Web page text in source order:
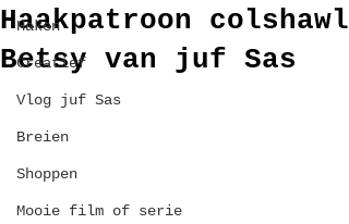
Haken
Creatief
Vlog juf Sas
Breien
Shoppen
Mooie film of serie
Haakpatroon colshawl
Betsy van juf Sas